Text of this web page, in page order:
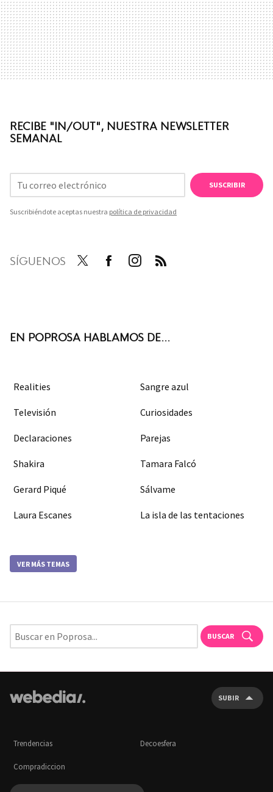
RECIBE "IN/OUT", NUESTRA NEWSLETTER
SEMANAL
SUSCRIBIR
Suscribiéndote aceptas nuestra política de privacidad
SÍGUENOS
EN POPROSA HABLAMOS DE...
Realities Sangre azul
Televisión Curiosidades
Declaraciones Parejas
Shakira Tamara Falcó
Gerard Piqué Sálvame
Laura Escanes La isla de las tentaciones
VER MÁS TEMAS
BUSCAR
SUBIR
Trendencias Decoesfera
Compradiccion